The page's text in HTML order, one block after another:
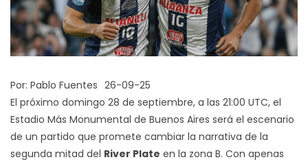
Por: Pablo Fuentes 26-09-25
El próximo domingo 28 de septiembre, a las 21:00 UTC, el
Estadio Más Monumental de Buenos Aires será el escenario
de un partido que promete cambiar la narrativa de la
segunda mitad del River Plate en la zona B. Con apenas